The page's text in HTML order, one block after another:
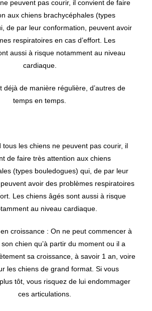
peuvent pas courir, il convient de faire
aux chiens brachycéphales (types
de par leur conformation, peuvent avoir
respiratoires en cas d’effort. Les
aussi à risque notamment au niveau
cardiaque.
déjà de manière régulière, d’autres de
temps en temps.
tous les chiens ne peuvent pas courir, il
de faire très attention aux chiens
(types bouledogues) qui, de par leur
avoir des problèmes respiratoires
Les chiens âgés sont aussi à risque
au niveau cardiaque.
croissance : On ne peut commencer à
chien qu’à partir du moment ou il a
sa croissance, à savoir 1 an, voire
les chiens de grand format. Si vous
tôt, vous risquez de lui endommager
ces articulations.